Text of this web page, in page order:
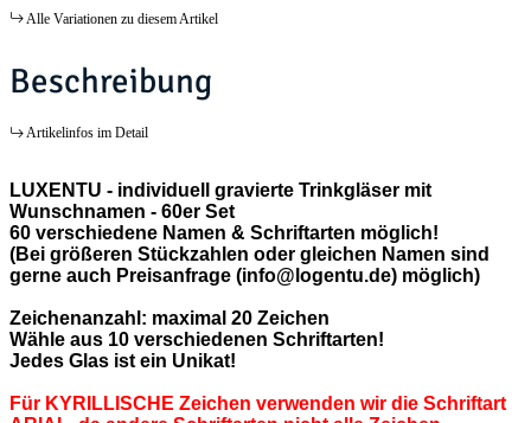
Alle Variationen zu diesem Artikel
Beschreibung
Artikelinfos im Detail
LUXENTU - individuell gravierte Trinkgläser mit
Wunschnamen - 60er Set
60 verschiedene Namen & Schriftarten möglich!
(Bei größeren Stückzahlen oder gleichen Namen sind
gerne auch Preisanfrage (info@logentu.de) möglich)
Zeichenanzahl: maximal 20 Zeichen
Wähle aus 10 verschiedenen Schriftarten!
Jedes Glas ist ein Unikat!
Für KYRILLISCHE Zeichen verwenden wir die Schriftart